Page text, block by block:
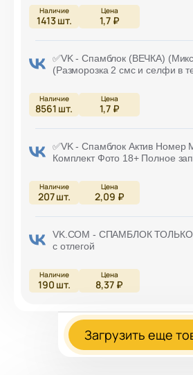
1413шт. 1,7 ₽
✅VK - Спамблок (ВЕЧКА)
(Разморозка 2 смс и селфи в
8561 шт. 1,7 ₽
✅VK - Спамблок Актив Номер
Комплект Фото 18+ Полное
207шт. 2,09 ₽
VK.COM - СПАМБЛОК ТОЛЬКО
с отлегой
190 шт. 8,37 ₽
Загрузить еще